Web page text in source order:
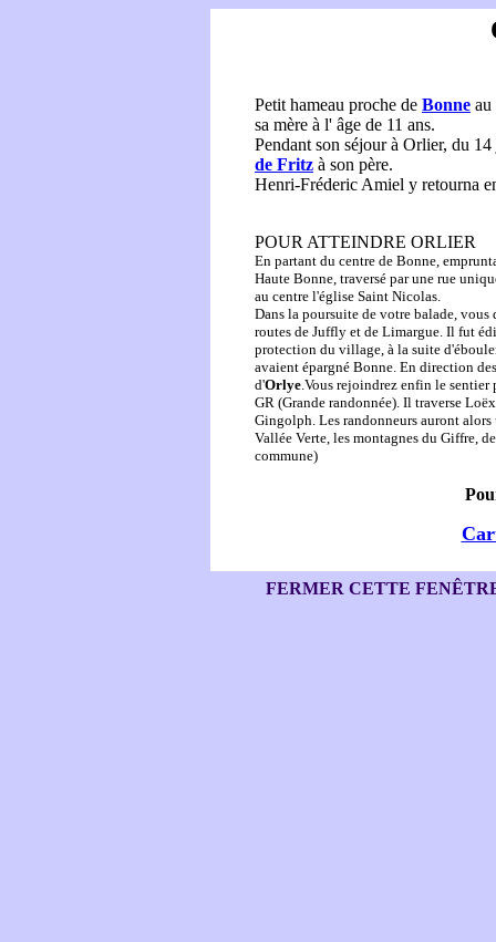
Petit hameau proche de Bonne au
sa mère à l' âge de 11 ans.
Pendant son séjour à Orlier, du
de Fritz à son père.
Henri-Fréderic Amiel y retourna
POUR ATTEINDRE ORLIER
En partant du centre de Bonne,
Haute Bonne, traversé par une rue
au centre l'église Saint Nicolas.
Dans la poursuite de votre balade,
routes de Juffly et de Limargue. Il fut
protection du village, à la suite
avaient épargné Bonne. En direction
d'Orlye.Vous rejoindrez enfin le
GR (Grande randonnée). Il traverse
Gingolph. Les randonneurs auront
Vallée Verte, les montagnes du Giffre,
commune)
FERMER CETTE